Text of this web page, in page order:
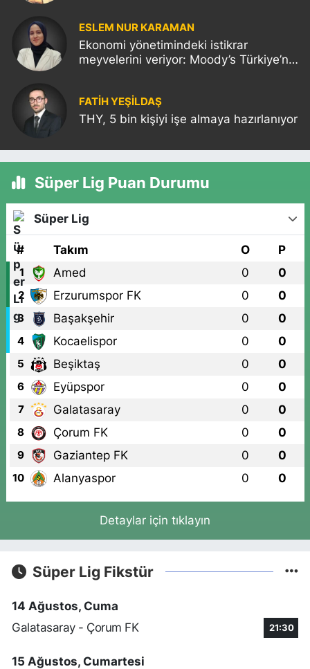
ESLEM NUR KARAMAN
Ekonomi yönetimindeki istikrar
meyvelerini veriyor: Moody’s Türkiye’nin
FATIH YEŞİLDAŞ
THY, 5 bin kişiyi işe almaya hazırlanıyor
Süper Lig Puan Durumu
Süper Lig
# Takım O P
1 Amed 0 0
2 Erzurumspor FK 0 0
3 Başakşehir 0 0
4 Kocaelispor 0 0
5 Beşiktaş 0 0
6 Eyüpspor 0 0
7 Galatasaray 0 0
8 Çorum FK 0 0
9 Gaziantep FK 0 0
10 Alanyaspor 0 0
Detaylar için tıklayın
Süper Lig Fikstür
14 Ağustos, Cuma
Galatasaray - Çorum FK
21:30
15 Ağustos, Cumartesi